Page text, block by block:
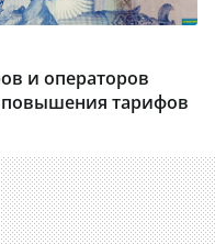
и операторов
повышения тарифов